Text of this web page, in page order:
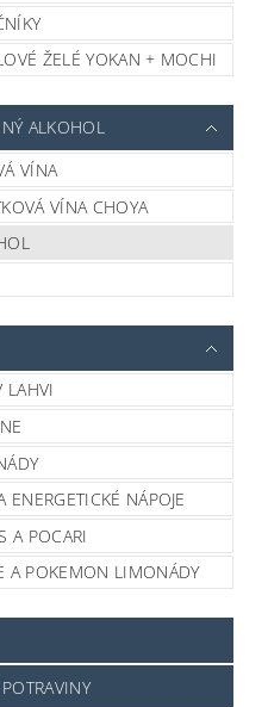
ŽELÉ YOKAN + MOCHI
ALKOHOL
VÍNA
VÍNA CHOYA
LAHVI
ENERGETICKÉ NÁPOJE
A POCARI
A POKEMON LIMONÁDY